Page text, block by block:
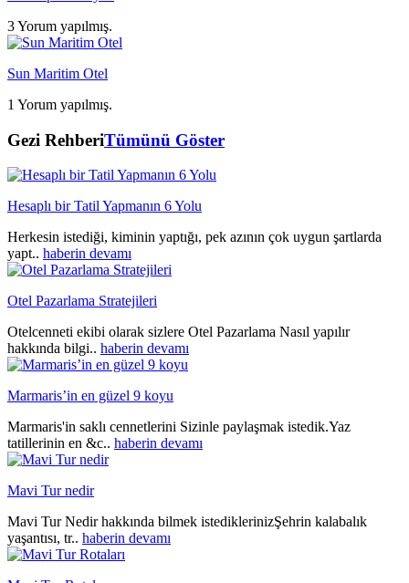
3 Yorum yapılmış.
Sun Maritim Otel
1 Yorum yapılmış.
Gezi RehberiTümünü Göster
Hesaplı bir Tatil Yapmanın 6 Yolu
Herkesin istediği, kiminin yaptığı, pek azının çok uygun şartlarda
yapt.. haberin devamı
Otel Pazarlama Stratejileri
Otelcenneti ekibi olarak sizlere Otel Pazarlama Nasıl yapılır
hakkında bilgi.. haberin devamı
Marmaris’in en güzel 9 koyu
Marmaris'in saklı cennetlerini Sizinle paylaşmak istedik.Yaz
tatillerinin en &c.. haberin devamı
Mavi Tur nedir
Mavi Tur Nedir hakkında bilmek istediklerinizŞehrin kalabalık
yaşantısı, tr.. haberin devamı